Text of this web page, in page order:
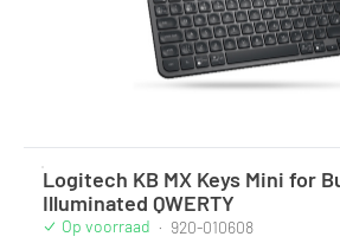
Logitech KB MX Keys Mini for
Illuminated QWERTY
Op voorraad · 920-010608